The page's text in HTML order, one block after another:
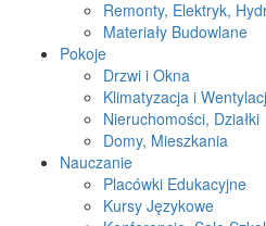
Remonty, Elektryk,
Materiały Budowlane
Pokoje
Drzwi i Okna
Klimatyzacja i
Nieruchomości, Działki
Domy, Mieszkania
Nauczanie
Placówki Edukacyjne
Kursy Językowe